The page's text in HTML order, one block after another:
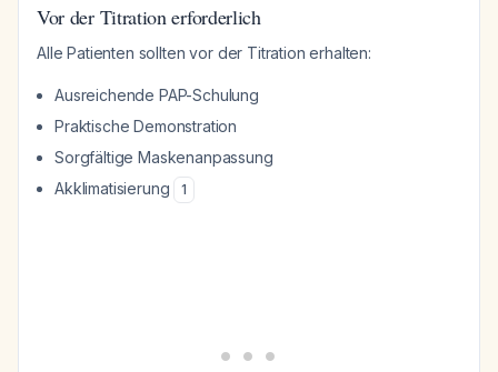
Vor der Titration erforderlich
Alle Patienten sollten vor der Titration erhalten:
Ausreichende PAP-Schulung
Praktische Demonstration
Sorgfältige Maskenanpassung
Akklimatisierung
1